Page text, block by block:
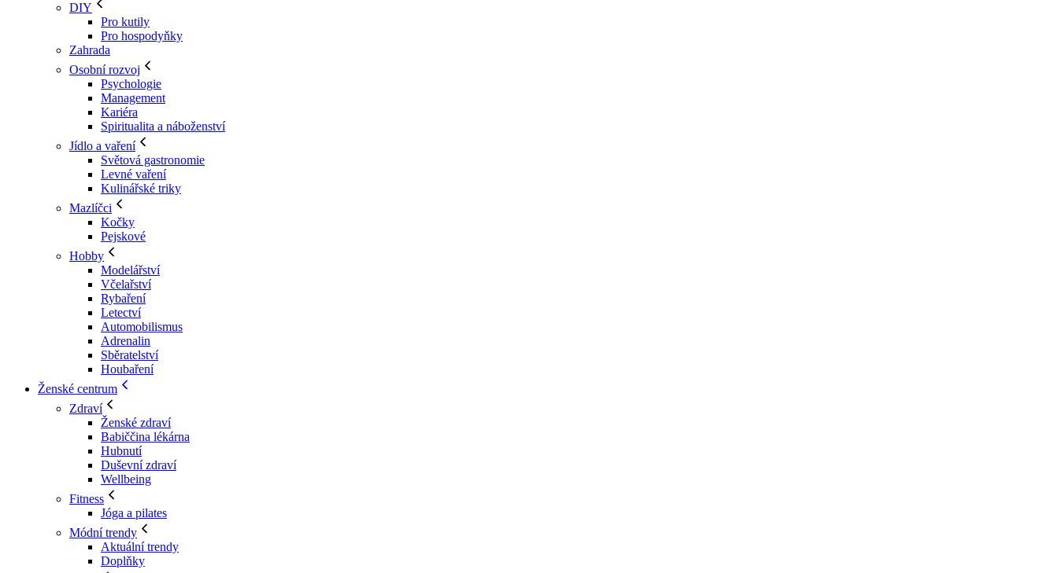
DIY
Pro kutily
Pro hospodyňky
Zahrada
Osobní rozvoj
Psychologie
Management
Kariéra
Spiritualita a náboženství
Jídlo a vaření
Světová gastronomie
Levné vaření
Kulinářské triky
Mazlíčci
Kočky
Pejskové
Hobby
Modelářství
Včelařství
Rybaření
Letectví
Automobilismus
Adrenalin
Sběratelství
Houbaření
Ženské centrum
Zdraví
Ženské zdraví
Babiččina lékárna
Hubnutí
Duševní zdraví
Wellbeing
Fitness
Jóga a pilates
Módní trendy
Aktuální trendy
Doplňky